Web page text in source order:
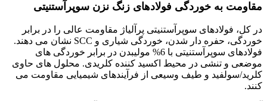
مقاومت به خوردگی فولادهای زنگ نزن سوپرآستنیتی
در کل، فولادهای سوپرآستنیتی پرآلیاژ مقاومت عالی را در برابر
خوردگی، حفره دار شدن، خوردگی شیاری و SCC نشان می دهند.
فولادهای سوپرآستنیتی با 6% مولیبدن در برابر خوردگی های
موضعی و تنشی در محیط اکسید کننده کلریدی. محلول های حاوی
کلرید/سولفید و طیف وسیعی از فرآیندهای شیمیایی مقاومت می
کنند.